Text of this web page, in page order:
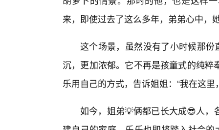
来，即使过去了这么多年，弟弟心中，
这个场景，虽然没有了小时候那份
沉，更加浓郁。它不再是孩童式的纯
乐用自己的方式，告诉姐姐：“我在这里
如今，姐弟💡俩都已长大成😎人，